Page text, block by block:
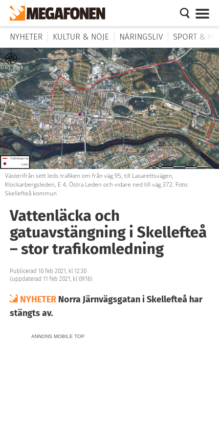
NYHETER KULTUR & NÖJE NÄRINGSLIV SPORT &
Västerifrån sett leds trafiken om från väg 95, till Lasarettsvägen,
Klockarbergsleden, E 4, Östra Leden och vidare ned till väg 372. Foto:
Skellefteå kommun
Vattenläcka och
gatuavstängning i Skellefteå
– stor trafikomledning
Publicerad 10 feb 2021, kl 12:30
(uppdaterad 11 feb 2021, kl 09:16)
NYHETER Norra Järnvägsgatan i Skellefteå har
stängts av.
ANNONS MOBILE TOP